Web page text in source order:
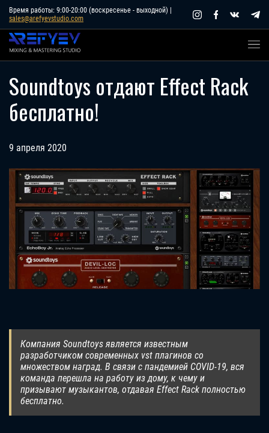
Skip
content
Время работы: 9:00-20:00 (воскресенье - выходной) |
sales@arefyevstudio.com
Soundtoys отдают Effect Rack
бесплатно!
9 апреля 2020
Компания Soundtoys является известным
разработчиком современных vst плагинов со
множеством наград. В связи с пандемией COVID-19, вся
команда перешла на работу из дому, к чему и
призывают музыкантов, отдавая Effect Rack полностью
бесплатно.